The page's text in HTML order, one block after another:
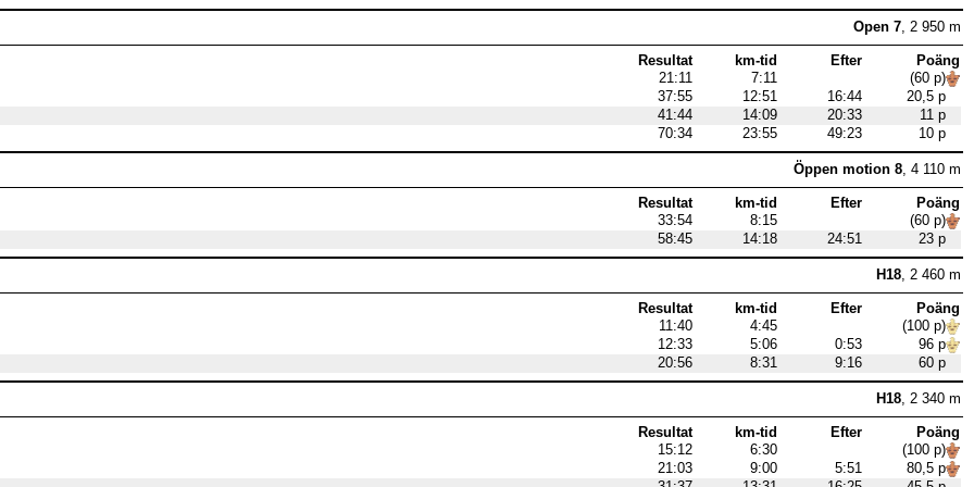
Open 7, 2 950 m
Resultat km-tid Efter
Poäng
21:11
7:11
(60 p)
37:55
12:51 16:44
20,5 p
41:44
14:09 20:33
11 p
70:34
23:55 49:23 10 p
Öppen motion 8, 4 110 m
Resultat km-tid Efter
Poäng
33:54
8:15
(60 p)
58:45
14:18 24:51 23 p
H18, 2 460 m
Resultat km-tid Efter
Poäng
11:40
4:45
(100 p)
12:33
5:06 0:53
96 p
20:56
8:31 9:16 60 p
H18, 2 340 m
Resultat km-tid Efter
Poäng
15:12
6:30
(100 p)
21:03
9:00 5:51
80,5 p